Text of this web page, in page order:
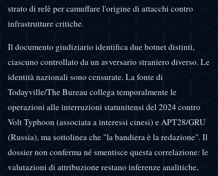
strato di relè per camuffare l'origine di attacchi contro
infrastrutture critiche.
Il documento giudiziario identifica due botnet distinti,
ciascuno controllato da un avversario straniero diverso. Le
identità nazionali sono censurate. La fonte di
Todayville/The Bureau collega temporalmente le
operazioni alle interruzioni statunitensi del 2024 contro
Volt Typhoon (associata a interessi cinesi) e APT28/GRU
(Russia), ma sottolinea che "la bandiera è la redazione". Il
dossier non conferma né smentisce questa correlazione: le
valutazioni di attribuzione restano inferenze analitiche,